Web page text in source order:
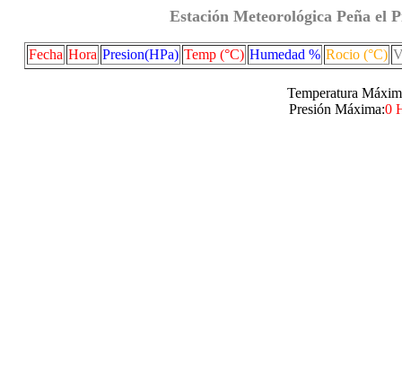
Estación Meteorológica Peña el
Fecha Hora Presion(HPa) Temp (°C) Humedad % Rocio (°C)
Temperatura
Presión Máxima:0